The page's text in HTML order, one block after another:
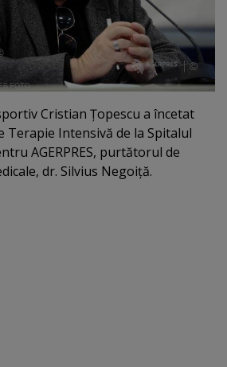
Cristian Ţopescu a încetat
Terapie Intensivă de la Spitalul
AGERPRES, purtătorul de
dr. Silvius Negoiţă.